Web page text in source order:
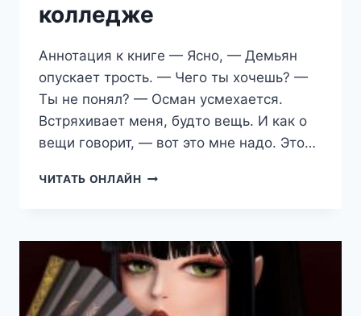
колледже
Аннотация к книге — Ясно, — Демьян
опускает трость. — Чего ты хочешь? —
Ты не понял? — Осман усмехается.
Встряхивает меня, будто вещь. И как о
вещи говорит, — вот это мне надо. Это…
ЧИТАТЬ ОНЛАЙН «ГОРЯЧИЕ»
ЗАКРЫТОМ
КОЛЛЕДЖЕ